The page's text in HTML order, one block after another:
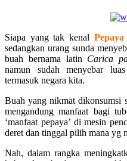
Siapa yang tak kenal Pepaya
sedangkan urang sunda
buah bernama latin Carica
namun sudah menyebar
termasuk negara kita.
Buah yang nikmat dikonsumsi
mengandung manfaat bagi
‘manfaat pepaya’ di mesin
deret dan tinggal pilih mana yg
Nah, dalam rangka